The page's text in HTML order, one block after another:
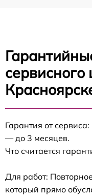
сервисного
Гарантия от
— до 3 месяцев.
Что считается
Для работ:
который прямо